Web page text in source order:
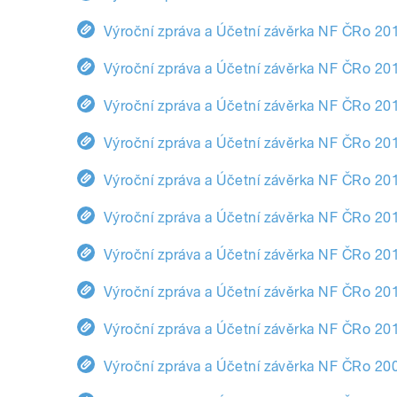
Výroční zpráva a Účetní závěrka NF ČRo
Výroční zpráva a Účetní závěrka NF ČRo
Výroční zpráva a Účetní závěrka NF ČRo
Výroční zpráva a Účetní závěrka NF ČRo
Výroční zpráva a Účetní závěrka NF ČRo
Výroční zpráva a Účetní závěrka NF ČRo
Výroční zpráva a Účetní závěrka NF ČRo
Výroční zpráva a Účetní závěrka NF ČRo
Výroční zpráva a Účetní závěrka NF ČRo
Výroční zpráva a Účetní závěrka NF ČRo